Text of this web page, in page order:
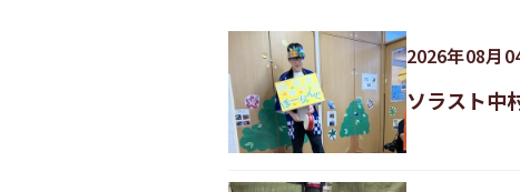
2026年08月
ソラスト中